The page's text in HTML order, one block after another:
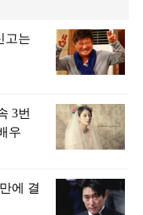
고는
3번
우
에 결